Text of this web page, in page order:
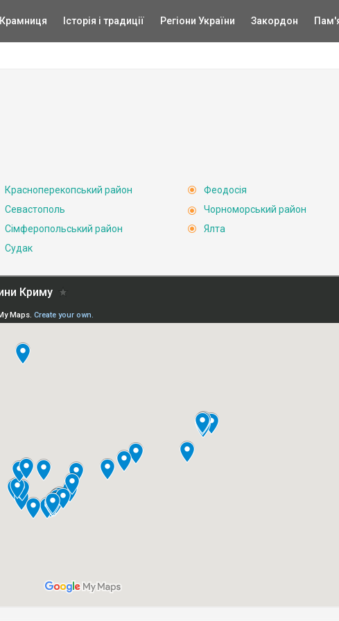
Крамниця Історія і традиції Регіони України Закордон
Красноперекопський район
Севастополь
Сімферопольський район
Судак
Феодосія
Чорноморський район
Ялта